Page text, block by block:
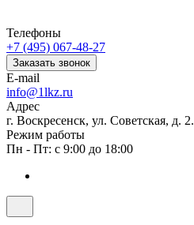
Телефоны
+7 (495) 067-48-27
Заказать звонок
E-mail
info@1lkz.ru
Адрес
г. Воскресенск, ул. Советская, д. 2.
Режим работы
Пн - Пт: с 9:00 до 18:00